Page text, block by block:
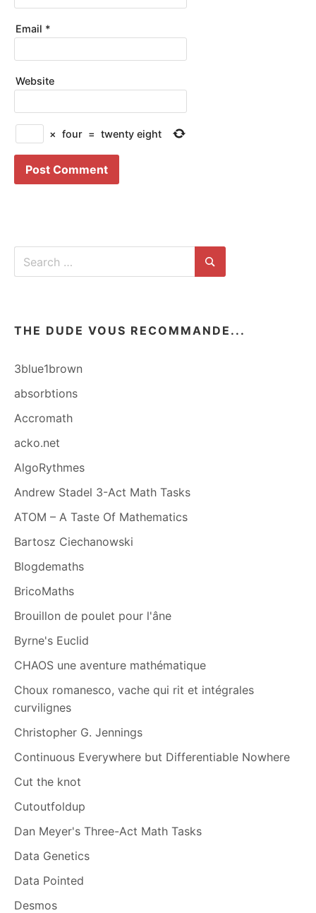
Email *
Website
× four = twenty eight
Search
THE DUDE VOUS RECOMMANDE...
3blue1brown
absorbtions
Accromath
acko.net
AlgoRythmes
Andrew Stadel 3-Act Math Tasks
ATOM – A Taste Of Mathematics
Bartosz Ciechanowski
Blogdemaths
BricoMaths
Brouillon de poulet pour l'âne
Byrne's Euclid
CHAOS une aventure mathématique
Choux romanesco, vache qui rit et intégrales
curvilignes
Christopher G. Jennings
Continuous Everywhere but Differentiable Nowhere
Cut the knot
Cutoutfoldup
Dan Meyer's Three-Act Math Tasks
Data Genetics
Data Pointed
Desmos